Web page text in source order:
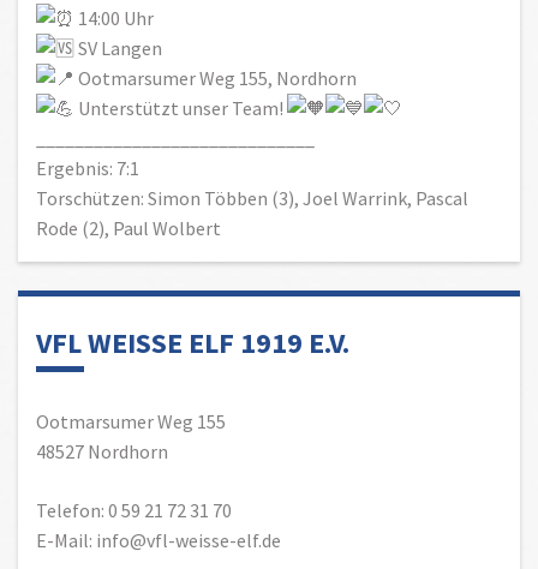
14:00 Uhr
SV Langen
Ootmarsumer Weg 155, Nordhorn
Unterstützt unser Team!
Ergebnis: 7:1
Torschützen: Simon Többen (3), Joel Warrink, Pascal
Rode (2), Paul Wolbert
VFL WEISSE ELF 1919 E.V.
Ootmarsumer Weg 155
48527 Nordhorn
Telefon: 0 59 21 72 31 70
E-Mail: info@vfl-weisse-elf.de